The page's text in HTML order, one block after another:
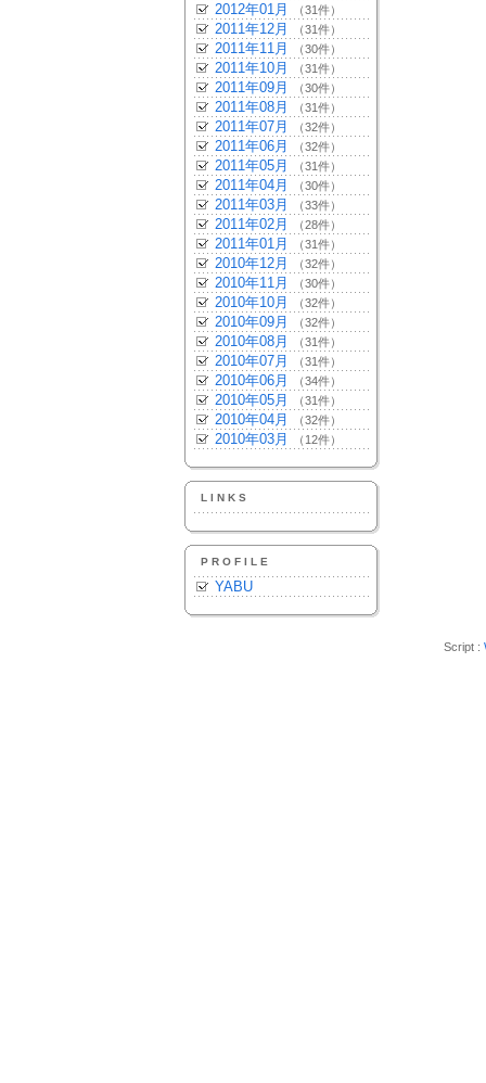
2012年01月 （31件）
2011年12月 （31件）
2011年11月 （30件）
2011年10月 （31件）
2011年09月 （30件）
2011年08月 （31件）
2011年07月 （32件）
2011年06月 （32件）
2011年05月 （31件）
2011年04月 （30件）
2011年03月 （33件）
2011年02月 （28件）
2011年01月 （31件）
2010年12月 （32件）
2010年11月 （30件）
2010年10月 （32件）
2010年09月 （32件）
2010年08月 （31件）
2010年07月 （31件）
2010年06月 （34件）
2010年05月 （31件）
2010年04月 （32件）
2010年03月 （12件）
LINKS
PROFILE
YABU
Script :